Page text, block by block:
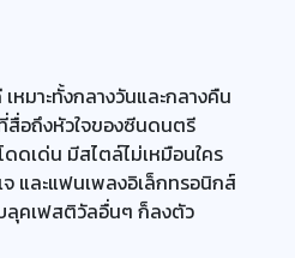
มาะทั้งกลางวันและกลางคืน
อถึงหัวใจของซีนดนตรี
ดดเด่น มีสไตล์ไม่เหมือนใคร
และแฟนเพลงอิเล็กทรอนิกส์
ลุคเฟสติวัลอื่นๆ ก็ลงตัว